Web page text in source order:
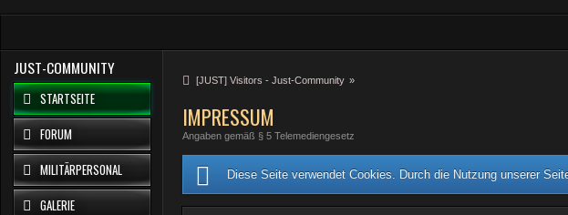
JUST-COMMUNITY
STARTSEITE
FORUM
MILITÄRPERSONAL
GALERIE
[JUST] Visitors - Just-Community »
IMPRESSUM
Angaben gemäß § 5 Telemediengesetz
Diese Seite verwendet Cookies. Durch die Nutzung unserer